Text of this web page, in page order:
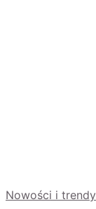
Nowości i trendy